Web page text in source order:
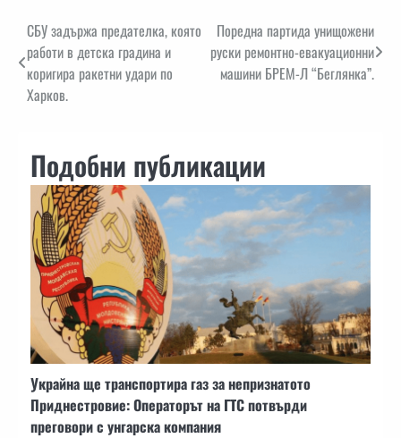
Навигация
СБУ задържа предателка, която
работи в детска градина и
коригира ракетни удари по
Харков.
Поредна партида унищожени
руски ремонтно-евакуационни
машини БРЕМ-Л “Беглянка”.
Подобни публикации
Украйна ще транспортира газ за непризнатото
Приднестровие: Операторът на ГТС потвърди
преговори с унгарска компания